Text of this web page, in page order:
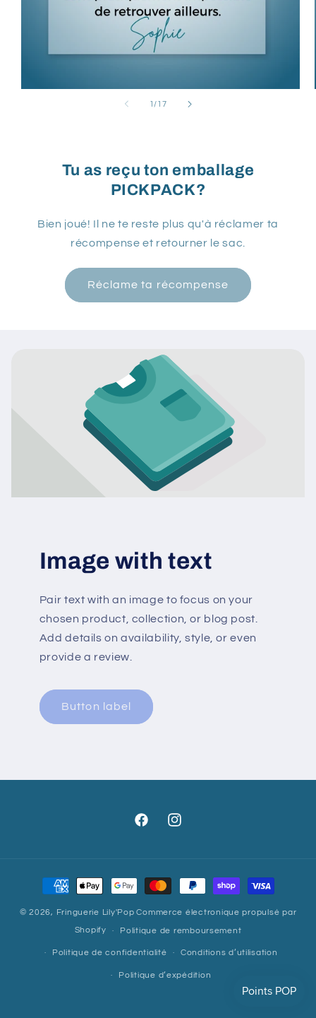
1 /de
17
Tu as reçu ton emballage
PICKPACK?
Bien joué! Il ne te reste plus qu'à réclamer ta
récompense et retourner le sac.
Réclame ta récompense
Image with text
Pair text with an image to focus on your
chosen product, collection, or blog post.
Add details on availability, style, or even
provide a review.
Button label
FacebookInstagram
Moyens
de
paiement
© 2026, Fringuerie Lily'Pop Commerce électronique propulsé par
Shopify Politique de remboursement
Politique de confidentialité Conditions d’utilisation
Politique d’expédition